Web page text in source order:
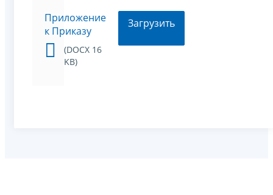
Приложение
к Приказу
(DOCX 16
KB)
Загрузить